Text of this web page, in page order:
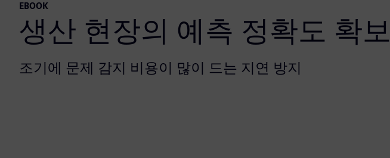
EBOOK
생산 현장의 예측 정확도 확보
조기에 문제 감지 비용이 많이 드는 지연 방지